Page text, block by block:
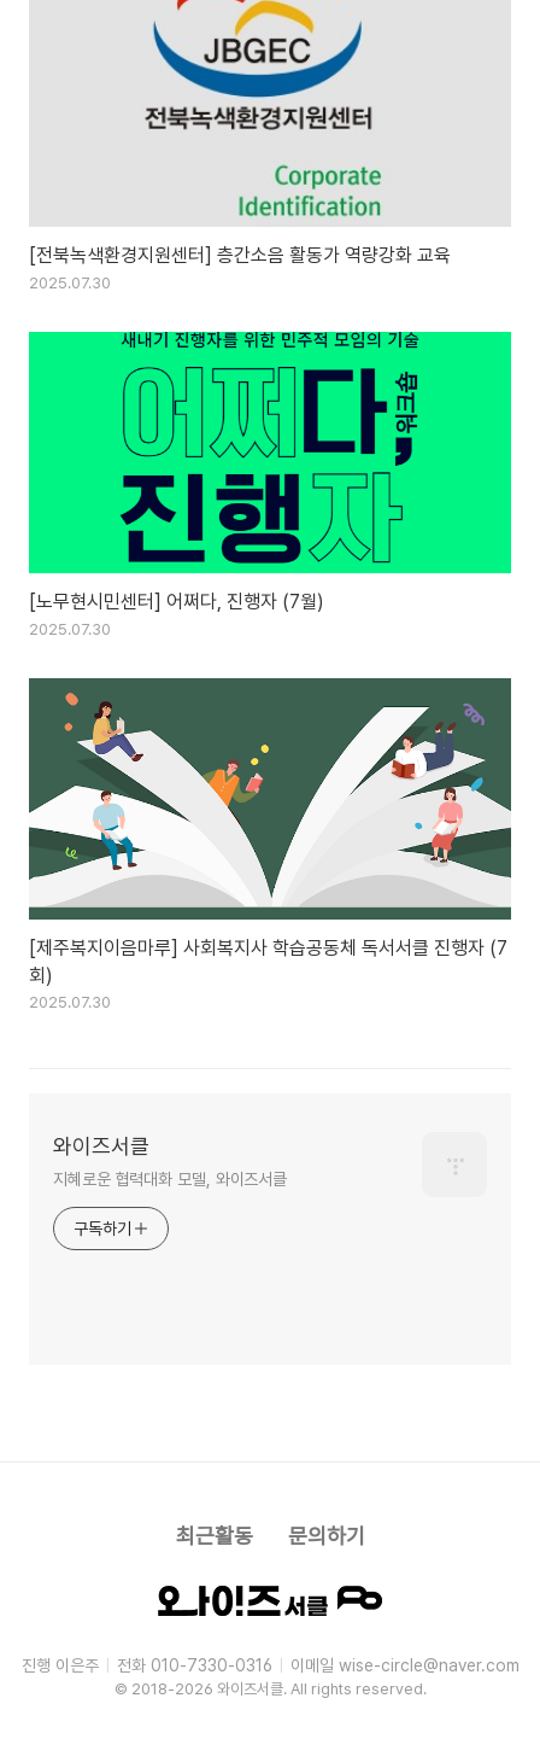
[전북녹색환경지원센터] 층간소음 활동가 역량강화 교육
2025.07.30
[노무현시민센터] 어쩌다, 진행자 (7월)
2025.07.30
[제주복지이음마루] 사회복지사 학습공동체 독서서클 진행자 (7
회)
2025.07.30
와이즈서클
지혜로운 협력대화 모델, 와이즈서클
구독하기
최근활동 문의하기
진행 이은주 전화 010-7330-0316 이메일 wise-circle@naver.com
© 2018-2026 와이즈서클. All rights reserved.